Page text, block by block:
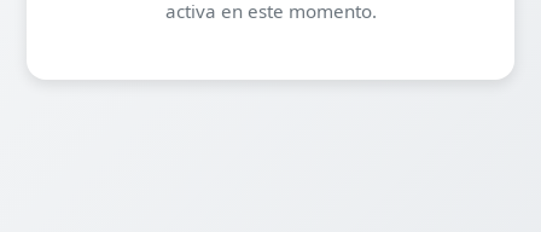
activa en este momento.